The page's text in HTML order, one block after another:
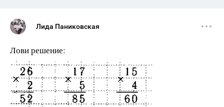
Лида Паниковская
Лови решение: